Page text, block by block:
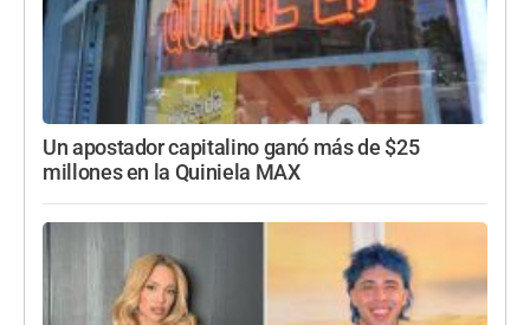
Un apostador capitalino ganó más de $25
millones en la Quiniela MAX